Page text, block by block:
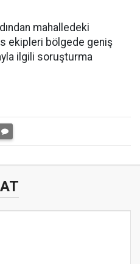
mahalledeki
ekipleri bölgede geniş
ilgili soruşturma